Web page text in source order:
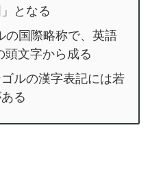
となる
の国際略称で、英語
文字から成る
ルの漢字表記には若
る